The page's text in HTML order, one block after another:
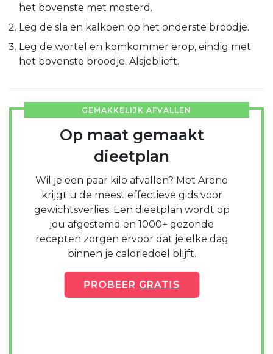
het bovenste met mosterd.
Leg de sla en kalkoen op het onderste broodje.
Leg de wortel en komkommer erop, eindig met
het bovenste broodje. Alsjeblieft.
GEMAKKELIJK AFVALLEN
Op maat gemaakt
dieetplan
Wil je een paar kilo afvallen? Met Arono
krijgt u de meest effectieve gids voor
gewichtsverlies. Een dieetplan wordt op
jou afgestemd en 1000+ gezonde
recepten zorgen ervoor dat je elke dag
binnen je caloriedoel blijft.
PROBEER GRATIS